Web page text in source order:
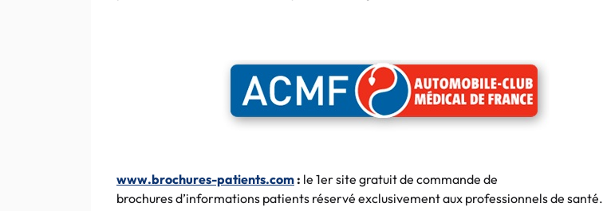
www.brochures-patients.com : le 1ersite gratuit de commande de
brochures d’informations patients réservé exclusivement aux professionnels de santé.